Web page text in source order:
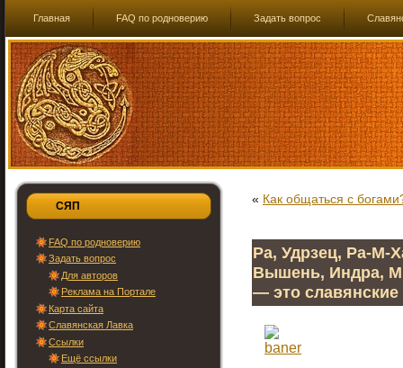
Главная FAQ по родноверию Задать вопрос
СЯП
FAQ по родноверию
Задать вопрос
Для авторов
Реклама на Портале
Карта сайта
Славянская Лавка
Ссылки
Ещё ссылки
« Как общаться с
Ра, Удрзец, Ра-М-
Вышень, Индра,
— это славянские